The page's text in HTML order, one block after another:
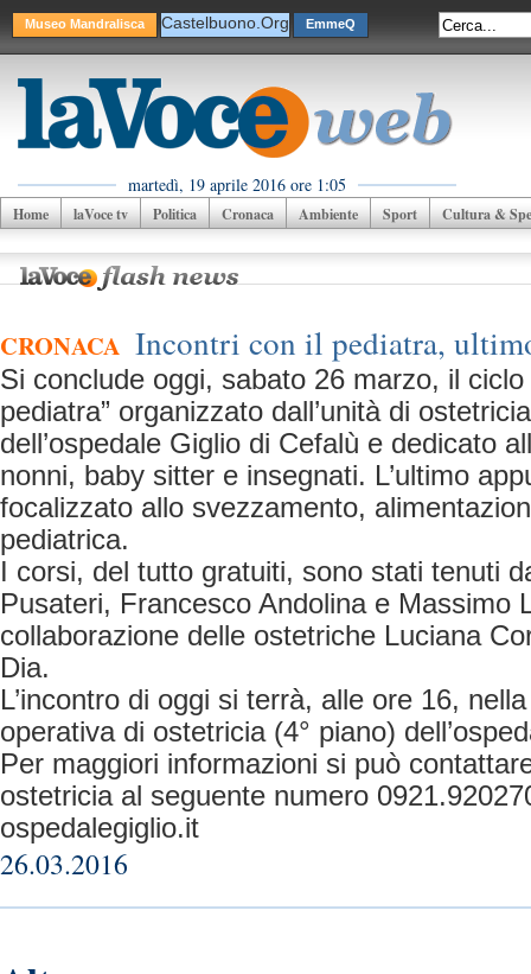
Museo Mandralisca Castelbuono.Org EmmeQ
martedì, 19 aprile 2016 ore 1:05
Home laVoce tv Politica Cronaca Ambiente Sport Cultura &
CRONACA Incontri con il pediatra,
Si conclude oggi, sabato 26 marzo, il ciclo
pediatra” organizzato dall’unità di
dell’ospedale Giglio di Cefalù e dedicato
nonni, baby sitter e insegnati. L’ultimo
focalizzato allo svezzamento,
pediatrica.
I corsi, del tutto gratuiti, sono stati tenuti
Pusateri, Francesco Andolina e Massimo
collaborazione delle ostetriche Luciana
Dia.
L’incontro di oggi si terrà, alle ore 16,
operativa di ostetricia (4° piano)
Per maggiori informazioni si può
ostetricia al seguente numero
ospedalegiglio.it
26.03.2016